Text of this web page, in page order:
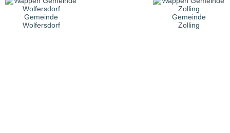
Gemeinde
Wolfersdorf
Gemeinde
Zolling